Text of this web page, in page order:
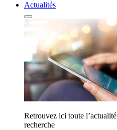
Actualités
Retrouvez ici toute
recherche